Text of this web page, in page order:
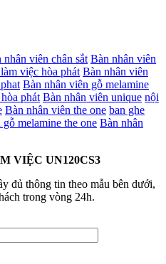
nhân viên chân sắt Bàn nhân viên
việc hòa phát Bàn nhân viên
Bàn nhân viên gỗ melamine
phát Bàn nhân viên unique nội
Bàn nhân viên the one ban ghe
melamine the one Bàn nhân
VIỆC UN120CS3
đủ thông tin theo mẫu bên dưới,
trong vòng 24h.